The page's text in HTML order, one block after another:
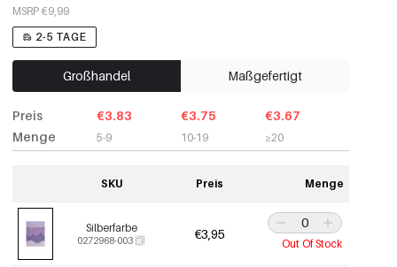
MSRP €9,99
2-5 TAGE
Großhandel Maßgefertigt
Preis
Menge
€3.83
5-9
€3.75
10-19
€3.67
≥20
SKU Preis Menge
Silberfarbe
0272968-003 €3,95
Out Of Stock